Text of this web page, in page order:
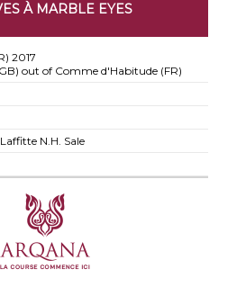
À MARBLE EYES
2017
out of Comme d'Habitude (FR)
N.H. Sale